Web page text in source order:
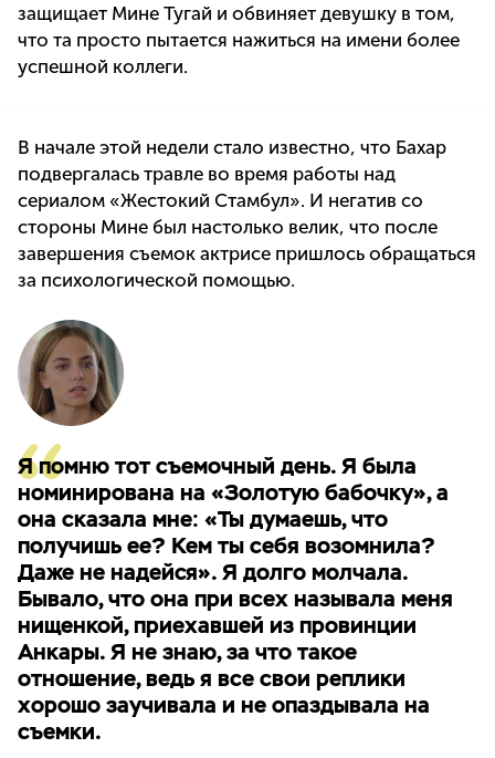
защищает Мине Тугай и обвиняет девушку в том,
что та просто пытается нажиться на имени более
успешной коллеги.
В начале этой недели стало известно, что Бахар
подвергалась травле во время работы над
сериалом «Жестокий Стамбул». И негатив со
стороны Мине был настолько велик, что после
завершения съемок актрисе пришлось обращаться
за психологической помощью.
Я помню тот съемочный день. Я была
номинирована на «Золотую бабочку», а
она сказала мне: «Ты думаешь, что
получишь ее? Кем ты себя возомнила?
Даже не надейся». Я долго молчала.
Бывало, что она при всех называла меня
нищенкой, приехавшей из провинции
Анкары. Я не знаю, за что такое
отношение, ведь я все свои реплики
хорошо заучивала и не опаздывала на
съемки.